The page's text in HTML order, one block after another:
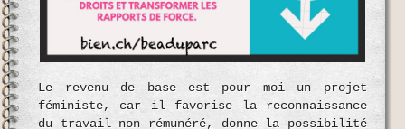
Le revenu de base est pour moi un projet
féministe, car il favorise la reconnaissance
du travail non rémunéré, donne la possibilité